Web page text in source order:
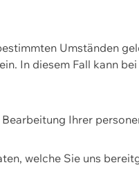
Umständen
In diesem Fall kann
Ihrer
welche Sie uns